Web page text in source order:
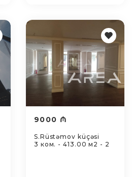
9000 ₼
S.Rüstəmov küçəsi
3 ком. - 413.00 м2 - 2